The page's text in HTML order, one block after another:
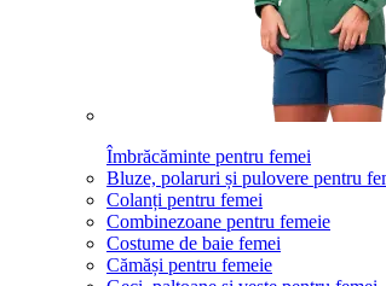
Îmbrăcăminte pentru femei
Bluze, polaruri și pulovere pentru
Colanți pentru femei
Combinezoane pentru femeie
Costume de baie femei
Cămăși pentru femeie